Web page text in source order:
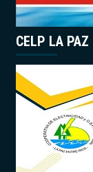
CELP LA PAZ